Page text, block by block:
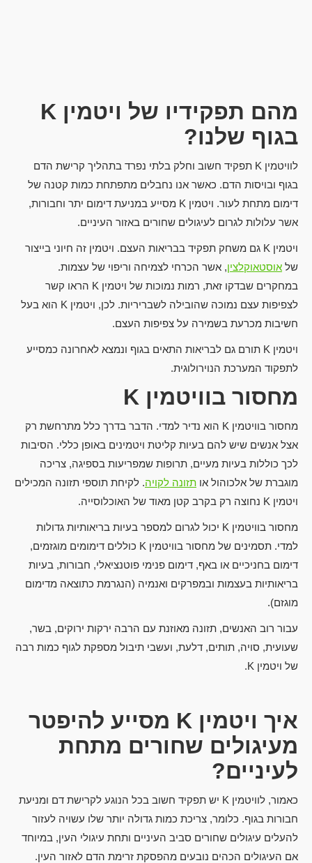
מהם תפקידיו של ויטמין K
בגוף שלנו?
לוויטמין K תפקיד חשוב וחלק בלתי נפרד בתהליך קרישת הדם
בגוף ובויסות הדם. כאשר אנו נחבלים מתפתחת כמות קטנה של
דימום מתחת לעור. ויטמין K מסייע במניעת דימום יתר וחבורות,
אשר עלולות לגרום לעיגולים שחורים באזור העיניים.
ויטמין K גם משחק תפקיד בבריאות העצם. ויטמין זה חיוני בייצור
של אוסטאוקלצין, אשר הכרחי לצמיחה וריפוי של עצמות.
במחקרים שבדקו זאת, רמות נמוכות של ויטמין K הראו קשר
לצפיפות עצם נמוכה שהובילה לשבריריות. לכן, ויטמין K הוא בעל
חשיבות מכרעת בשמירה על צפיפות העצם.
ויטמין K תורם גם לבריאות התאים בגוף ונמצא לאחרונה כמסייע
לתפקוד המערכת הנוירולוגית.
מחסור בוויטמין K
מחסור בוויטמין K הוא נדיר למדי. הדבר בדרך כלל מתרחשת רק
אצל אנשים שיש להם בעיות קליטת ויטמינים באופן כללי. הסיבות
לכך כוללות בעיות מעיים, תרופות שמפריעות בספיגה, צריכה
מוגברת של אלכוהול או תזונה לקויה. לקיחת תוספי תזונה המכילים
ויטמין K נחוצה רק בקרב קטן מאוד של האוכלוסייה.
מחסור בוויטמין K יכול לגרום למספר בעיות בריאותיות גדולות
למדי. תסמינים של מחסור בוויטמין K כוללים דימומים מוגזמים,
דימום בחניכיים או באף, דימום פנימי פוטנציאלי, חבורות, בעיות
בריאותיות בעצמות ובמפרקים ואנמיה (הנגרמת כתוצאה מדימום
מוגזם).
עבור רוב האנשים, תזונה מאוזנת עם הרבה ירקות ירוקים, בשר,
שעועית, סויה, תותים, דלעת, ועשבי תיבול מספקת לגוף כמות רבה
של ויטמין K.
איך ויטמין K מסייע להיפטר
מעיגולים שחורים מתחת
לעיניים?
כאמור, לוויטמין K יש תפקיד חשוב בכל הנוגע לקרישת דם ומניעת
חבורות בגוף. כלומר, צריכת כמות גדולה יותר שלו עשויה לעזור
להעלים עיגולים שחורים סביב העיניים ותחת עיגולי העין, במיוחד
אם העיגולים הכהים נובעים מהפסקת זרימת הדם לאזור העין.